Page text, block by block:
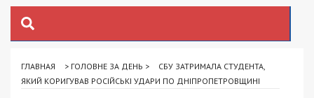
ГЛАВНАЯ > ГОЛОВНЕ ЗА ДЕНЬ >
СБУ ЗАТРИМАЛА СТУДЕНТА,
ЯКИЙ КОРИГУВАВ РОСІЙСЬКІ УДАРИ ПО ДНІПРОПЕТРОВЩИНІ